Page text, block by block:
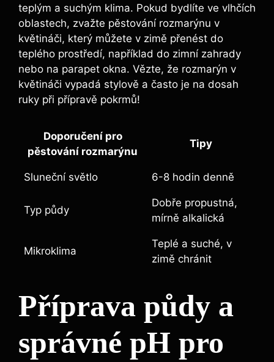
teplým a suchým klima. Pokud bydlíte⁣ ve vlhčích
oblastech, zvažte pěstování rozmarýnu v
květináči, který můžete v zimě ‍přenést⁢ do
teplého prostředí, například do zimní zahrady
nebo⁤ na parapet okna. Vězte,⁢ že rozmarýn v
květináči vypadá stylově a často je ‌na dosah
ruky při přípravě pokrmů!
Doporučení pro⁣
pěstování rozmarýnu
Tipy
Sluneční světlo 6-8 hodin ⁢denně
Typ půdy
Dobře propustná,
mírně⁣ alkalická
Mikroklima
Teplé ​a ⁣suché, v
zimě chránit
Příprava půdy a
správné pH pro